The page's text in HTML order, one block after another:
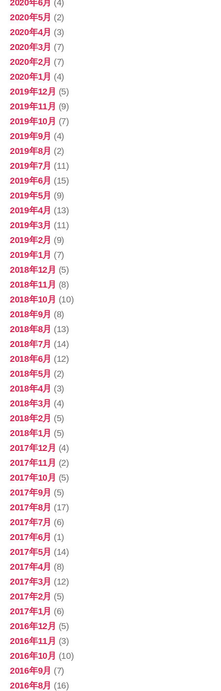
2020年6月 (4)
2020年5月 (2)
2020年4月 (3)
2020年3月 (7)
2020年2月 (7)
2020年1月 (4)
2019年12月 (5)
2019年11月 (9)
2019年10月 (7)
2019年9月 (4)
2019年8月 (2)
2019年7月 (11)
2019年6月 (15)
2019年5月 (9)
2019年4月 (13)
2019年3月 (11)
2019年2月 (9)
2019年1月 (7)
2018年12月 (5)
2018年11月 (8)
2018年10月 (10)
2018年9月 (8)
2018年8月 (13)
2018年7月 (14)
2018年6月 (12)
2018年5月 (2)
2018年4月 (3)
2018年3月 (4)
2018年2月 (5)
2018年1月 (5)
2017年12月 (4)
2017年11月 (2)
2017年10月 (5)
2017年9月 (5)
2017年8月 (17)
2017年7月 (6)
2017年6月 (1)
2017年5月 (14)
2017年4月 (8)
2017年3月 (12)
2017年2月 (5)
2017年1月 (6)
2016年12月 (5)
2016年11月 (3)
2016年10月 (10)
2016年9月 (7)
2016年8月 (16)